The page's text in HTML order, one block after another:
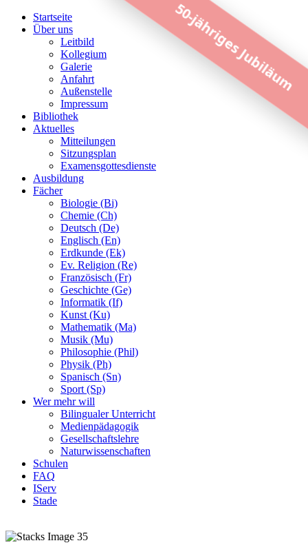
Startseite
Über uns
Leitbild
Kollegium
Galerie
Anfahrt
Außenstelle
Impressum
Bibliothek
Aktuelles
Mitteilungen
Sitzungsplan
Examensgottesdienste
Ausbildung
Fächer
Biologie (Bi)
Chemie (Ch)
Deutsch (De)
Englisch (En)
Erdkunde (Ek)
Ev. Religion (Re)
Französisch (Fr)
Geschichte (Ge)
Informatik (If)
Kunst (Ku)
Mathematik (Ma)
Musik (Mu)
Philosophie (Phil)
Physik (Ph)
Spanisch (Sn)
Sport (Sp)
Wer mehr will
Bilingualer Unterricht
Medienpädagogik
Gesellschaftslehre
Naturwissenschaften
Schulen
FAQ
IServ
Stade
50-jähriges Jubiläum